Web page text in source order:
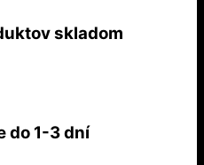
skladom
do1-3 dní